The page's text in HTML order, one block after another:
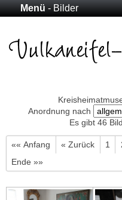
Menü- Bilder
Anordnung nach
Es gibt 46
«« Anfang « Zurück 1
Ende »»